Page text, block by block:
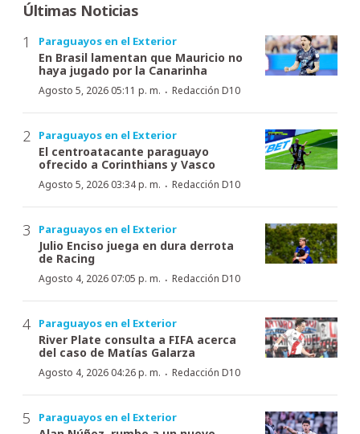
Últimas Noticias
Paraguayos en el Exterior
En Brasil lamentan que Mauricio no
haya jugado por la Canarinha
Agosto 5, 2026 05:11 p. m. · Redacción D10
Paraguayos en el Exterior
El centroatacante paraguayo
ofrecido a Corinthians y Vasco
Agosto 5, 2026 03:34 p. m. · Redacción D10
Paraguayos en el Exterior
Julio Enciso juega en dura derrota
de Racing
Agosto 4, 2026 07:05 p. m. · Redacción D10
Paraguayos en el Exterior
River Plate consulta a FIFA acerca
del caso de Matías Galarza
Agosto 4, 2026 04:26 p. m. · Redacción D10
Paraguayos en el Exterior